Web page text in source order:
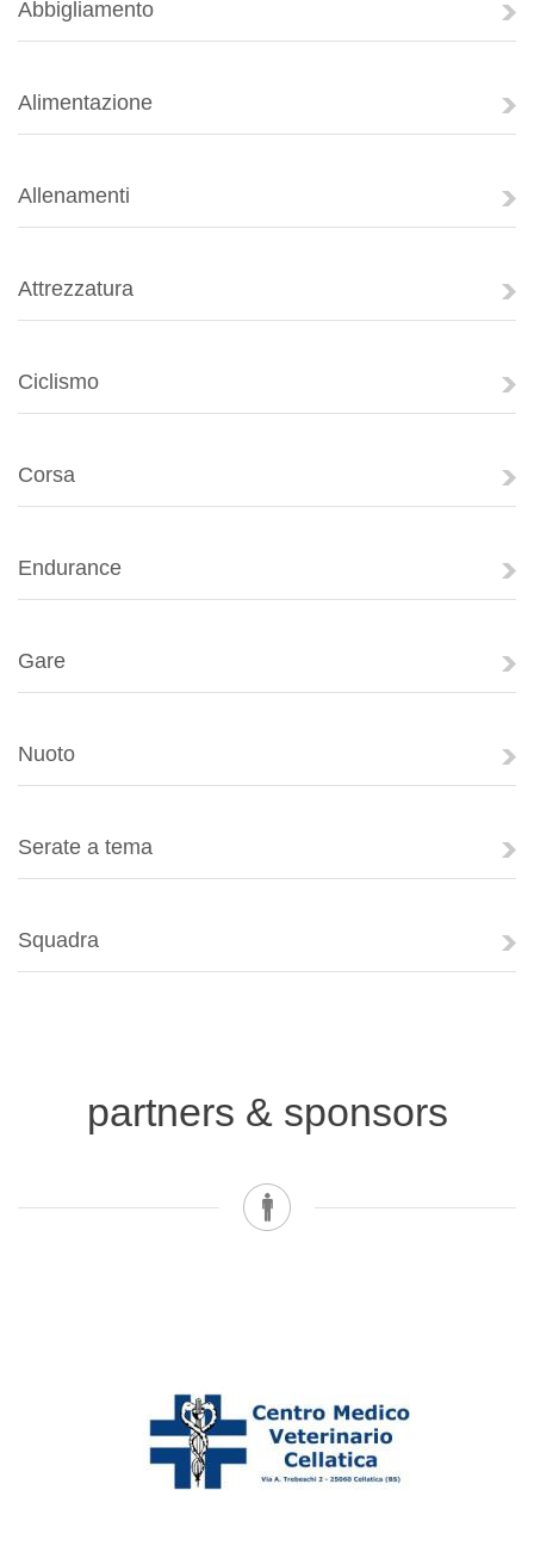
Abbigliamento
Alimentazione
Allenamenti
Attrezzatura
Ciclismo
Corsa
Endurance
Gare
Nuoto
Serate a tema
Squadra
partners & sponsors